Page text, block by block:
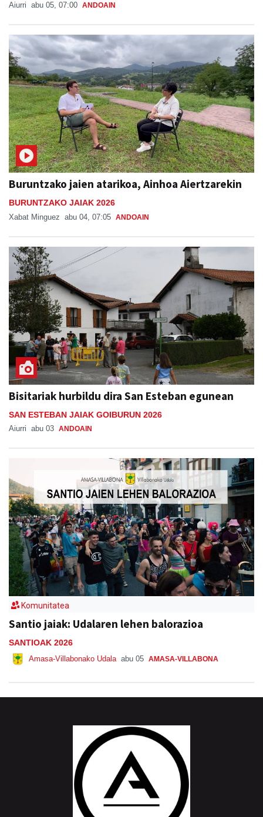
Aiurri abu 05, 07:00 ANDOAIN
Buruntzako jaien atarikoa, Ainhoa Aiertzarekin
BURUNTZAKO JAIAK 2026
Xabat Minguez abu 04, 07:05 ANDOAIN
Bisitariak hurbildu dira San Esteban egunean
SAN ESTEBAN JAIAK GOIBURUN 2026
Aiurri abu 03 ANDOAIN
Komunitatea
Santio jaiak: Udalaren lehen balorazioa
SANTIOAK 2026
Amasa-Villabonako Udala abu 05 AMASA-VILLABONA